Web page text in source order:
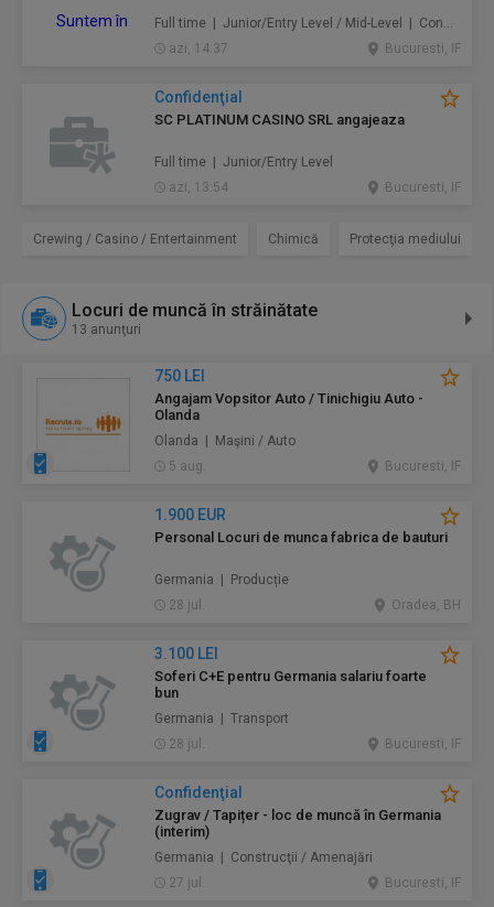
Full time | Junior/Entry Level / Mid-Level | Construcţii / Amenajări
azi, 14:37
Bucuresti, IF
Confidenţial
SC PLATINUM CASINO SRL angajeaza
Full time | Junior/Entry Level
azi, 13:54
Bucuresti, IF
Crewing / Casino / Entertainment Chimică Protecţia mediului
Locuri de muncă în străinătate
13 anunţuri
750 LEI
Angajam Vopsitor Auto / Tinichigiu Auto -
Olanda
Olanda | Maşini / Auto
5 aug.
Bucuresti, IF
1.900 EUR
Personal Locuri de munca fabrica de bauturi
Germania | Producție
28 jul.
Oradea, BH
3.100 LEI
Soferi C+E pentru Germania salariu foarte
bun
Germania | Transport
28 jul.
Bucuresti, IF
Confidenţial
Zugrav / Tapițer - loc de muncă în Germania
(interim)
Germania | Construcţii / Amenajări
27 jul.
Bucuresti, IF